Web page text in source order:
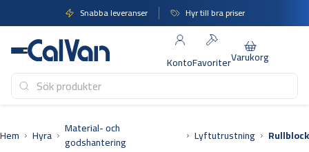
till
innehåll
Snabba leveranser Hyr till bra priser
KontoFavoriterVarukorg
Hem Hyra
Material- och
godshantering
Lyftutrustning Rullblock